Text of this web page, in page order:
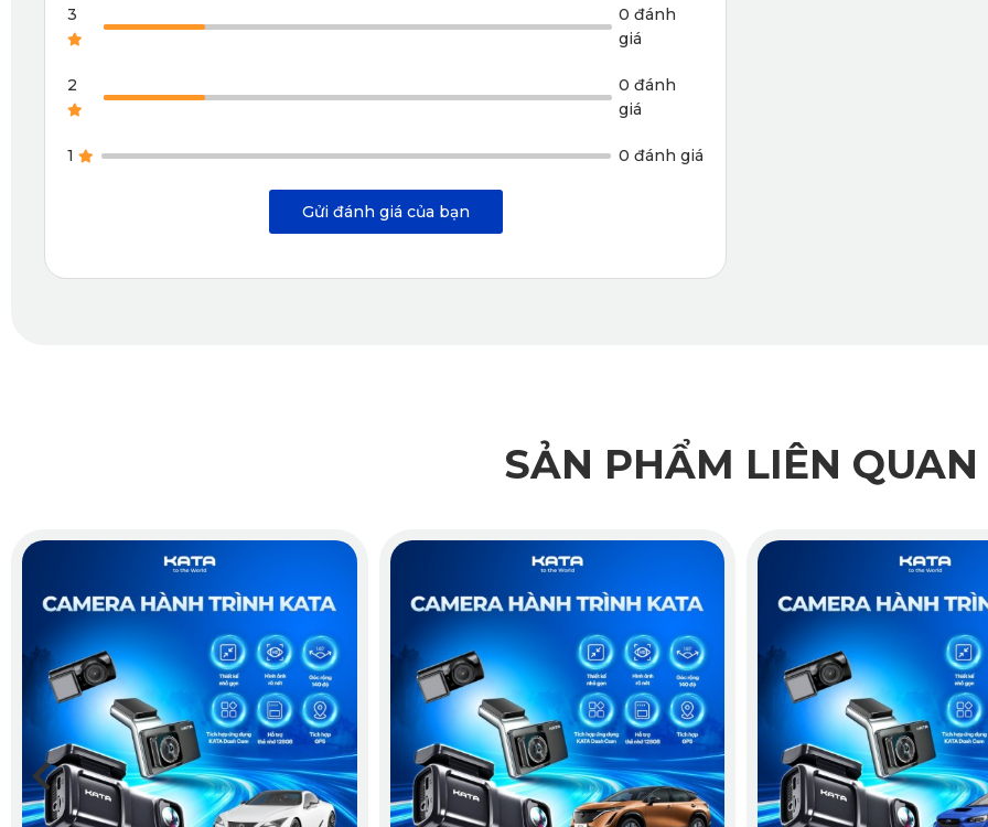
Khả năng lưu trữ video cao, 2 micro thu âm rõ ràng nhất
2 mic thu nằm ngay phía dưới thân camera với khả năng thu âm rõ ràng nhất, không bị rè. Hỗ trợ bộ nhớ lên tới 128Gb
Màn hình hiển thị khổ rộng
Với thiết kế dạng son thỏi nằm ngang, nhỏ gọn giúp cho camera hành trình KD002 khi được lắp lên kính lái sẽ không che
khổ rộng với 3.16 inch giúp người lái quan sát một cách trực quan nhất và xem lại các file ghi hình dễ dàng.
3
0 đánh
giá
2
0 đánh
giá
1 0 đánh giá
Gửi đánh giá của bạn
SẢN PHẨM LIÊN QUAN